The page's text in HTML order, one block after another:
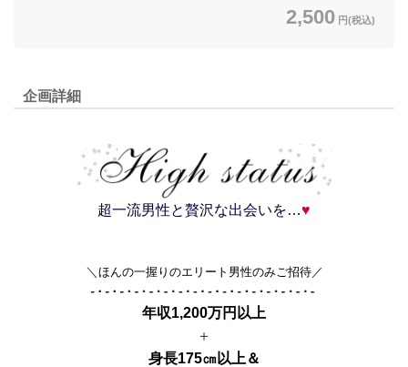
2,500 円(税込)
企画詳細
超一流男性と贅沢な出会いを…♥
＼ ほんの一握りのエリート男性のみご招待／
年収1,200万円以上
＋
身長175㎝以上＆